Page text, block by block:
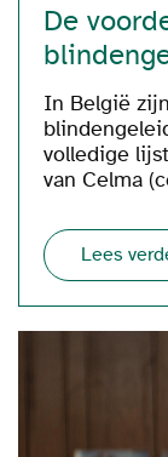
De
In België
volledige
van Celma
Lees